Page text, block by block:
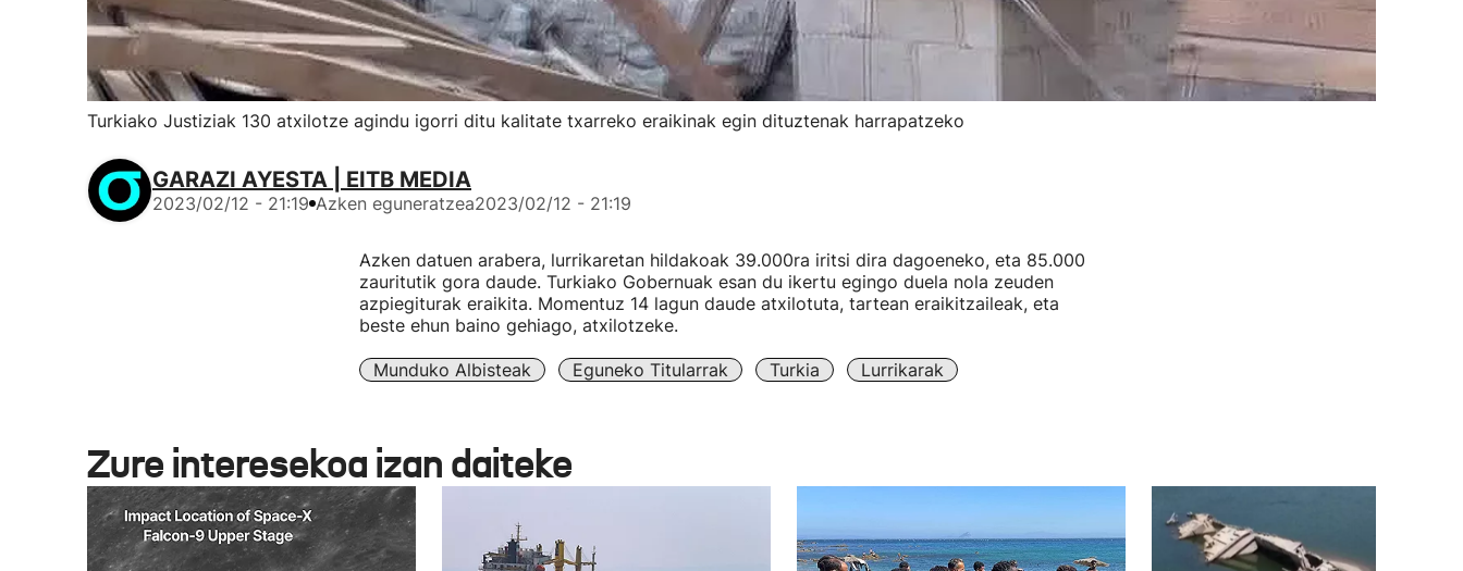
Turkiako Justiziak 130 atxilotze agindu igorri ditu kalitate txarreko eraikinak egin dituztenak harrapatzeko
GARAZI AYESTA | EITB MEDIA
2023/02/12 - 21:19 Azken eguneratzea2023/02/12 - 21:19
Azken datuen arabera, lurrikaretan hildakoak 39.000ra iritsi dira dagoeneko, eta 85.000
zauritutik gora daude. Turkiako Gobernuak esan du ikertu egingo duela nola zeuden
azpiegiturak eraikita. Momentuz 14 lagun daude atxilotuta, tartean eraikitzaileak, eta
beste ehun baino gehiago, atxilotzeke.
Munduko Albisteak Eguneko Titularrak Turkia Lurrikarak
Zure interesekoa izan daiteke